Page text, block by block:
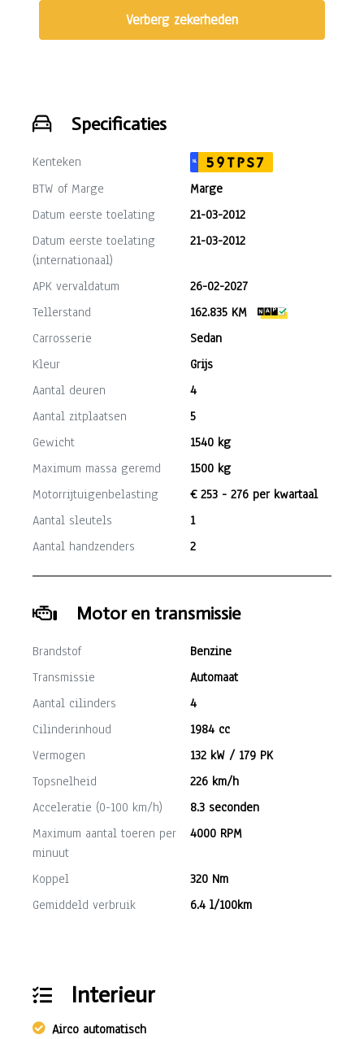
Verberg zekerheden
Specificaties
Kenteken NL
59TPS7
BTW of Marge
Marge
Datum eerste toelating
21-03-2012
Datum eerste toelating
(internationaal)
21-03-2012
APK vervaldatum
26-02-2027
Tellerstand
162.835 KM
Carrosserie
Sedan
Kleur
Grijs
Aantal deuren
4
Aantal zitplaatsen
5
Gewicht
1540 kg
Maximum massa geremd
1500 kg
Motorrijtuigenbelasting
€ 253 - 276 per kwartaal
Aantal sleutels
1
Aantal handzenders
2
Motor en transmissie
Brandstof
Benzine
Transmissie
Automaat
Aantal cilinders
4
Cilinderinhoud
1984 cc
Vermogen
132 kW / 179 PK
Topsnelheid
226 km/h
Acceleratie (0-100 km/h)
8.3 seconden
Maximum aantal toeren per
minuut
4000 RPM
Koppel
320 Nm
Gemiddeld verbruik
6.4 l/100km
Interieur
Airco automatisch